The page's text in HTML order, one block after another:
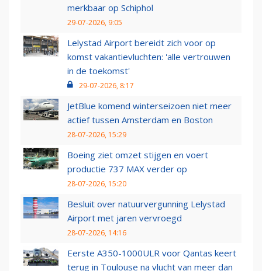
merkbaar op Schiphol
29-07-2026, 9:05
Lelystad Airport bereidt zich voor op
komst vakantievluchten: 'alle vertrouwen
in de toekomst'
29-07-2026, 8:17
JetBlue komend winterseizoen niet meer
actief tussen Amsterdam en Boston
28-07-2026, 15:29
Boeing ziet omzet stijgen en voert
productie 737 MAX verder op
28-07-2026, 15:20
Besluit over natuurvergunning Lelystad
Airport met jaren vervroegd
28-07-2026, 14:16
Eerste A350-1000ULR voor Qantas keert
terug in Toulouse na vlucht van meer dan